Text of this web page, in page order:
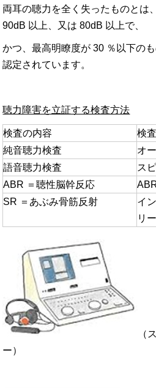
両耳の聴力を全く失ったものとは
90dB 以上、又は 80dB 以上で、
かつ、最高明瞭度が 30 ％以下の
認定されています。
聴力障害を立証する検査方法
検査の内容
検
純音聴力検査
オ
語音聴力検査
ス
ABR ＝聴性脳幹反応
SR ＝あぶみ骨筋反射
イ
リー
（
ー）